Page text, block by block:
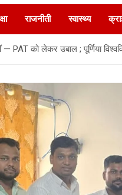
राजनीती स्वास्थ्य
— PAT को लेकर उबाल ; पूर्णिया